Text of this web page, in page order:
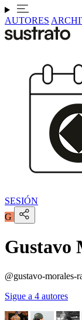
AUTORES
SESIÓN
G
Gustavo
@gustavo-morales-
Sigue a 4 autores